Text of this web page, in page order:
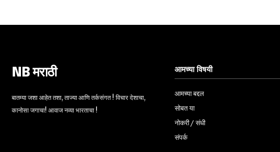
NB मराठी
बातम्या जशा आहेत तशा, ताज्या आणि तर्कसंगत ! विचार देशाचा,
कानोसा जगाचा! आवाज नव्या भारताचा !
आमच्या विषयी
आमच्या बद्दल
सोबत या
नोकरी / संधी
संपर्क